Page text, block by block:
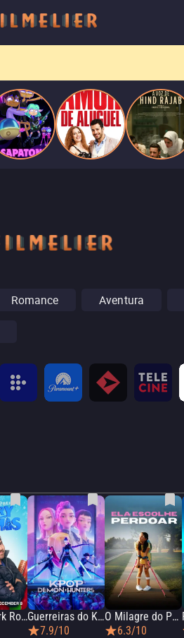
Romance Aventura
Elmo e Mark Rober na Oficina de Natal
Guerreiras do K-Pop
7.9/10
O Milagre do Perdão
6.3/10